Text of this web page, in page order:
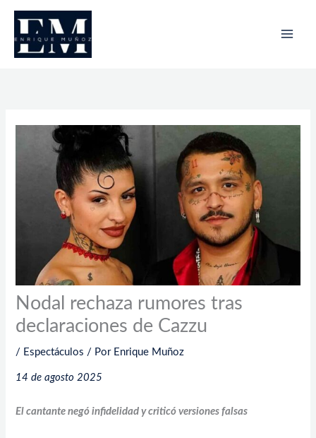
contenido
Nodal rechaza rumores tras
declaraciones de Cazzu
/ Espectáculos / Por Enrique Muñoz
14 de agosto 2025
El cantante negó infidelidad y criticó versiones falsas